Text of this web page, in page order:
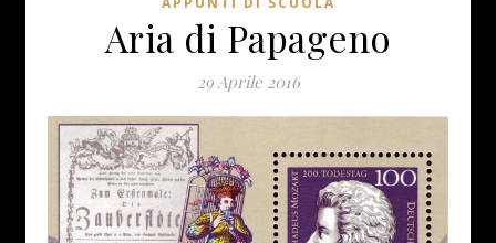
Aria di Papageno
29 Aprile 2016